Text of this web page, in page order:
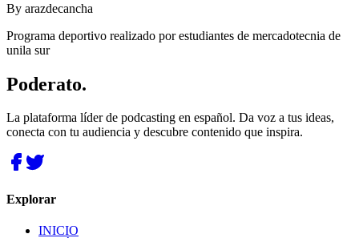
By arazdecancha
Programa deportivo realizado por estudiantes de mercadotecnia de
unila sur
Poderato.
La plataforma líder de podcasting en español. Da voz a tus ideas,
conecta con tu audiencia y descubre contenido que inspira.
Explorar
INICIO